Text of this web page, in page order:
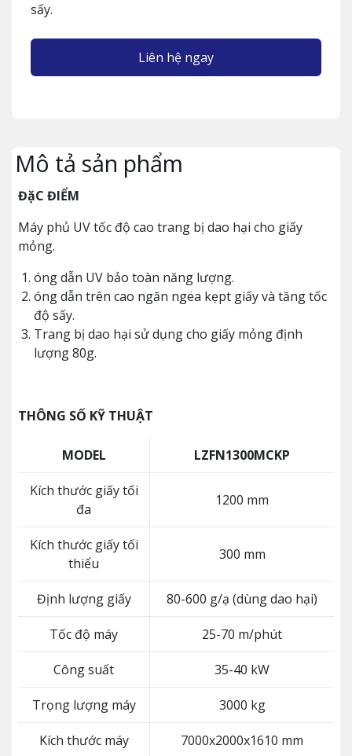
sấy.
Liên hệ ngay
Mô tả sản phẩm
ĐặC ĐIỂM
Máy phủ UV tốc độ cao trang bị dao hại cho giấy
mỏng.
óng dẫn UV bảo toàn năng lượng.
óng dẫn trên cao ngăn ngëa kẹpt giấy và tăng tốc
độ sấy.
Trang bị dao hại sử dụng cho giấy mỏng định
lượng 80g.
THÔNG SỐ KỸ THUẬT
MODEL LZFN1300MCKP
Kích thước giấy tối
đa
1200 mm
Kích thước giấy tối
thiểu
300 mm
Định lượng giấy 80-600 g/ạ (dùng dao hại)
Tốc độ máy 25-70 m/phút
Công suất 35-40 kW
Trọng lượng máy 3000 kg
Kích thước máy 7000x2000x1610 mm